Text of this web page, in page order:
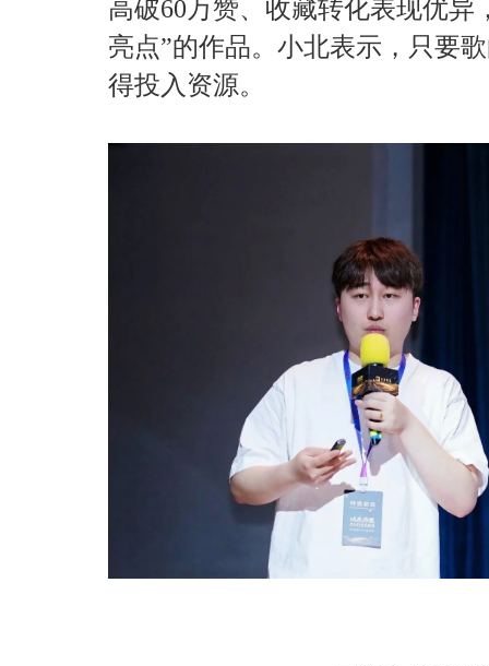
高破60万赞、收藏转化表现优
亮点”的作品。小北表示，只要
得投入资源。